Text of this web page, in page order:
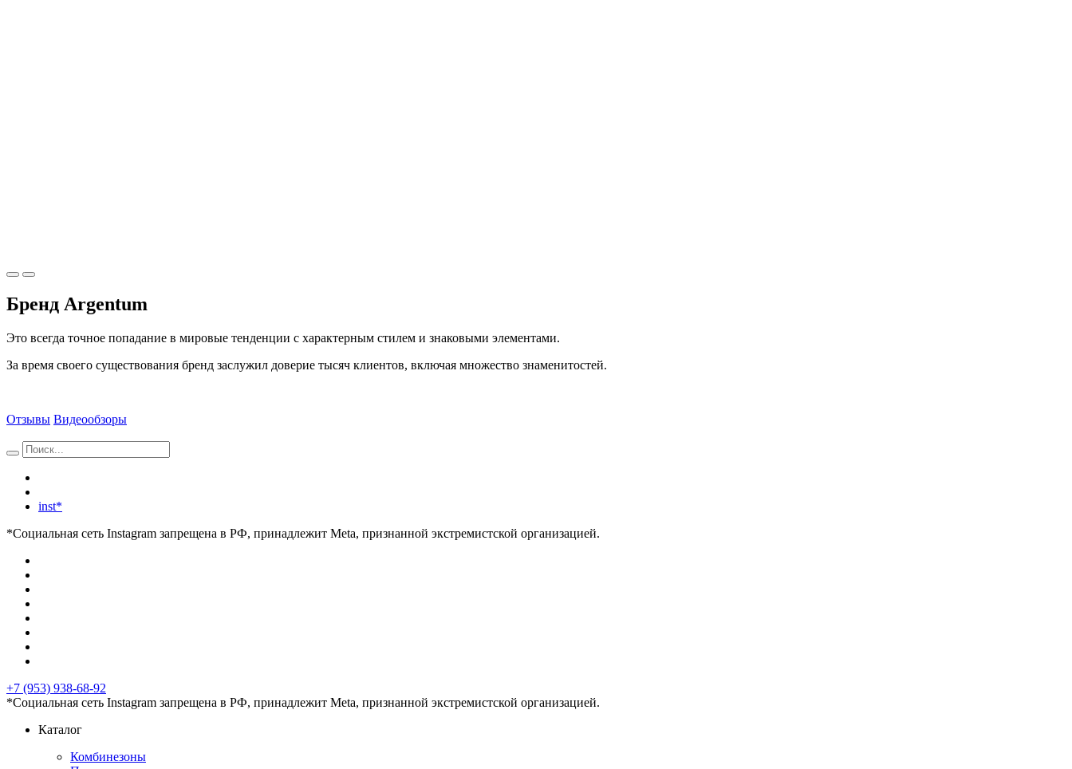
Бренд Argentum
Это всегда точное попадание в мировые тенденции с характерным стилем и знаковыми элементами.
За время своего существования бренд заслужил доверие тысяч клиентов, включая множество знаменитостей.
Отзывы Видеообзоры
inst*
*Социальная сеть Instagram запрещена в РФ, принадлежит Meta, признанной экстремистской организацией.
+7 (953) 938-68-92
*Социальная сеть Instagram запрещена в РФ, принадлежит Meta, признанной экстремистской организацией.
Каталог
Комбинезоны